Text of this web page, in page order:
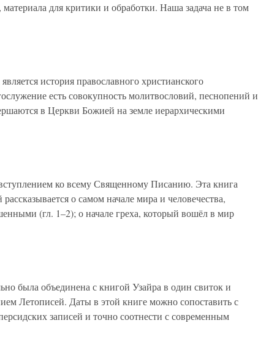
для критики и обработки. Наша задача не в том
история православного христианского
есть совокупность молитвословий, песнопений и
в Церкви Божией на земле иерархическими
ко всему Священному Писанию. Эта книга
о самом начале мира и человечества,
(гл. 1–2); о начале греха, который вошёл в мир
была объединена с книгой Узайра в один свиток и
Летописей. Даты в этой книге можно сопоставить с
записей и точно соотнести с современным